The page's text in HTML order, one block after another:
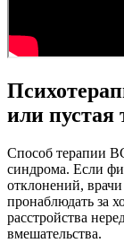
или пустая
Способ терапии
синдрома. Если
отклонений,
пронаблюдать за
расстройства
вмешательства.